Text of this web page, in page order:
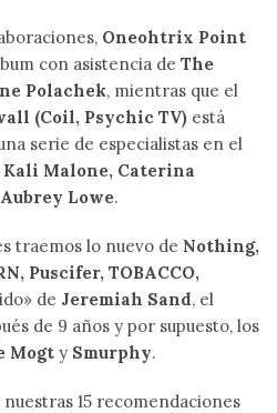
Oneohtrix Point
con asistencia deThe
Polachek, mientras que el
(Coil, Psychic TV) está
serie de especialistas en el
Kali Malone, Caterina
Lowe.
traemos lo nuevo de Nothing,
Puscifer, TOBACCO,
de Jeremiah Sand, el
de 9 años y por supuesto, los
Mogt y Smurphy.
15 recomendaciones